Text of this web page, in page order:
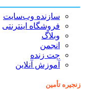
سازنده وب‌سایت
فروشگاه اینترنتی
وبلاگ
انجمن
چت زنده
آموزش آنلاین
زنجیره تأمین